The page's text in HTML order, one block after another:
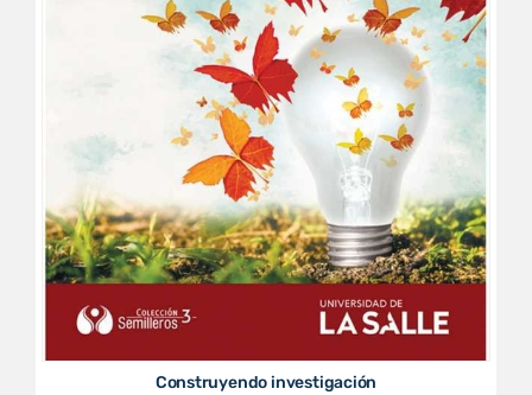
Construyendo investigación